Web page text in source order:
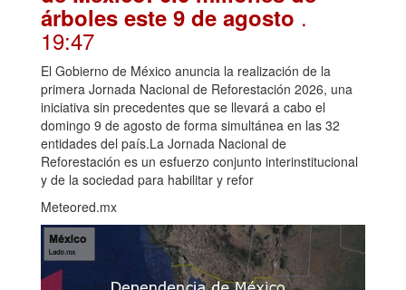
árboles este 9 de agosto .
19:47
El Gobierno de México anuncia la realización de la
primera Jornada Nacional de Reforestación 2026, una
iniciativa sin precedentes que se llevará a cabo el
domingo 9 de agosto de forma simultánea en las 32
entidades del país.La Jornada Nacional de
Reforestación es un esfuerzo conjunto interinstitucional
y de la sociedad para habilitar y refor
Meteored.mx